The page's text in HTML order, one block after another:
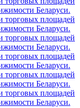
Беларуси.
торговых площадей
Беларуси.
торговых площадей
Беларуси.
торговых площадей
Беларуси.
торговых площадей
Беларуси.
торговых площадей
Беларуси.